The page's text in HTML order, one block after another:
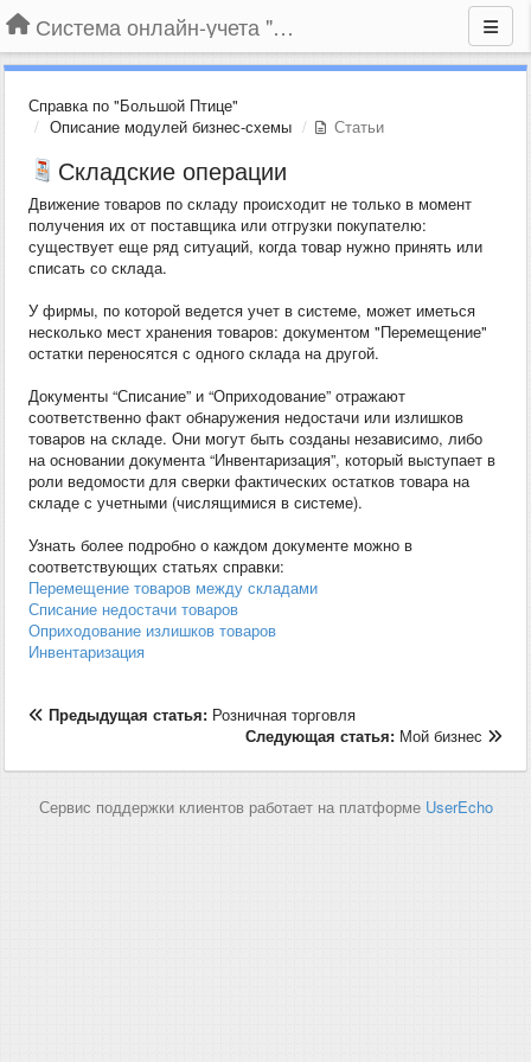
Система онлайн-учета "Большая Птица"
Справка по "Большой Птице"
Описание модулей бизнес-схемы
Статьи
Складские операции
Движение товаров по складу происходит не только в момент
получения их от поставщика или отгрузки покупателю:
существует еще ряд ситуаций, когда товар нужно принять или
списать со склада.
У фирмы, по которой ведется учет в системе, может иметься
несколько мест хранения товаров: документом "Перемещение"
остатки переносятся с одного склада на другой.
Документы “Списание” и “Оприходование” отражают
соответственно факт обнаружения недостачи или излишков
товаров на складе. Они могут быть созданы независимо, либо
на основании документа “Инвентаризация”, который выступает в
роли ведомости для сверки фактических остатков товара на
складе с учетными (числящимися в системе).
Узнать более подробно о каждом документе можно в
соответствующих статьях справки:
Перемещение товаров между складами
Списание недостачи товаров
Оприходование излишков товаров
Инвентаризация
Предыдущая статья: Розничная торговля
Следующая статья: Мой бизнес
Сервис поддержки клиентов работает на платформе UserEcho